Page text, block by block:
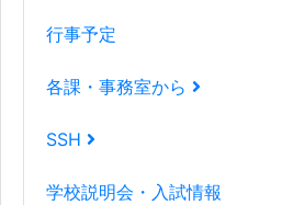
行事予定
各課・事務室から
SSH
学校説明会・入試情報